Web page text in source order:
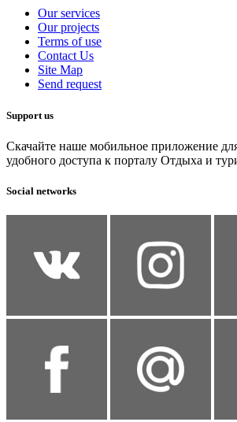
Our services
Our projects
Terms of use
Contact Us
Site Map
Send request
Support us
Скачайте наше мобильное приложение
удобного доступа к порталу Отдыха и
Social networks